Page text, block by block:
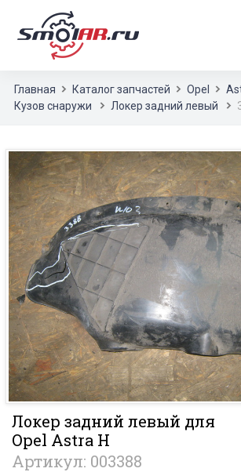
Главная Каталог запчастей Opel
Кузов снаружи
Локер задний левый
Локер задний левый для
Opel Astra H
Артикул: 003388